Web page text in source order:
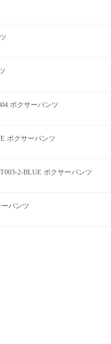
ボクサーパンツ
ボクサーパンツ
2-BLUE ボクサーパンツ
パンツ